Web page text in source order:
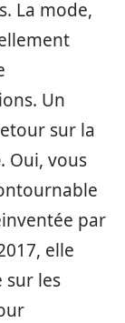
La mode,
Un
sur la
. Oui, vous
par
elle
sur les